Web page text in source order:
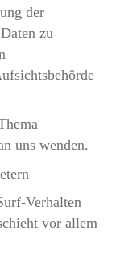
der
zu
uns wenden.
Verhalten
vor allem